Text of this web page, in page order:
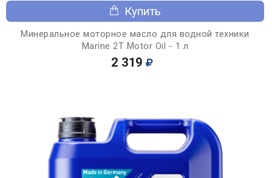
Купить
Минеральное моторное масло для водной техники
Marine 2T Motor Oil - 1 л
2 319